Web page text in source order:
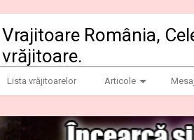
Vrajitoare România,
vrăjitoare.
Lista vrăjitoarelor Articole